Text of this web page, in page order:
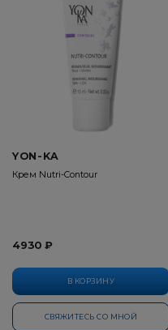
В КОРЗИНУ
СВЯЖИТЕСЬ СО МНОЙ
YON-KA
Крем Nutri-Contour
4930 ₽